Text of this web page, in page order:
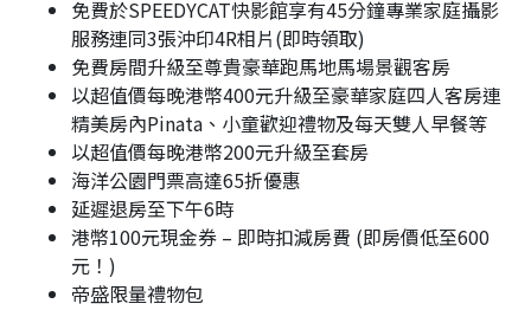
免費於SPEEDYCAT快影館享有45分鐘專業家庭攝影
服務連同3張沖印4R相片(即時領取)
免費房間升級至尊貴豪華跑馬地馬場景觀客房
以超值價每晚港幣400元升級至豪華家庭四人客房連
精美房內Pinata、小童歡迎禮物及每天雙人早餐等
以超值價每晚港幣200元升級至套房
海洋公園門票高達65折優惠
延遲退房至下午6時
港幣100元現金券 – 即時扣減房費 (即房價低至600
元！)
帝盛限量禮物包